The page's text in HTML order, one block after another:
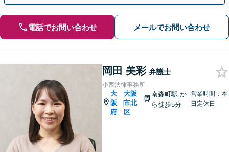
電話でお問い合わせ メールでお問い合わせ
岡田 美彩 弁護士
小西法律事務所
大
阪
府
|
大阪
市北
区
南森町駅 か
ら徒歩5分
営業時間：本
日定休日